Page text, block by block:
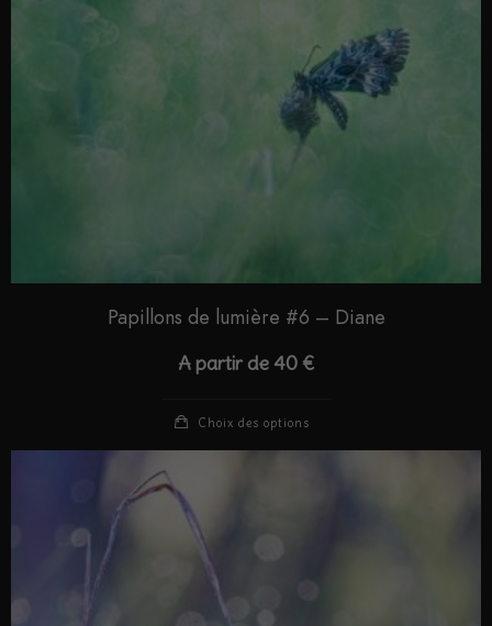
Papillons de lumière #6 – Diane
A partir de 40 €
Choix des options